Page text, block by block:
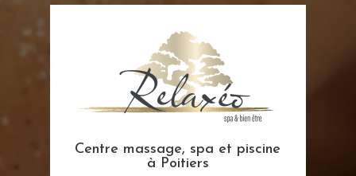
Centre massage, spa et piscine
à Poitiers